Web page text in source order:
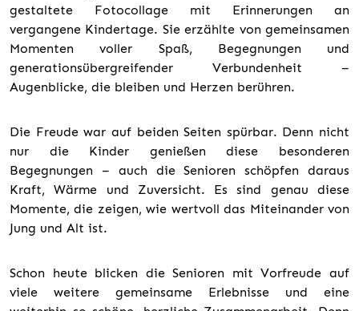
gestaltete Fotocollage mit Erinnerungen an
vergangene Kindertage. Sie erzählte von gemeinsamen
Momenten voller Spaß, Begegnungen und
generationsübergreifender Verbundenheit –
Augenblicke, die bleiben und Herzen berühren.
Die Freude war auf beiden Seiten spürbar. Denn nicht
nur die Kinder genießen diese besonderen
Begegnungen – auch die Senioren schöpfen daraus
Kraft, Wärme und Zuversicht. Es sind genau diese
Momente, die zeigen, wie wertvoll das Miteinander von
Jung und Alt ist.
Schon heute blicken die Senioren mit Vorfreude auf
viele weitere gemeinsame Erlebnisse und eine